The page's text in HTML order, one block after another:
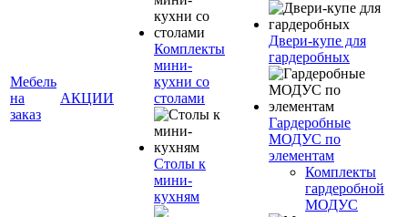
Мебель
на
заказ
АКЦИИ
Комплекты
мини-
кухни со
столами
Столы к
мини-
кухням
Двери-купе для
гардеробных
Гардеробные
МОДУС по
элементам
Комплекты
гардеробной
МОДУС